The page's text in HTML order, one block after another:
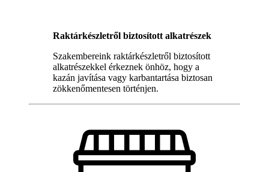
Raktárkészletről biztosított alkatrészek
Szakembereink raktárkészletről biztosított
alkatrészekkel érkeznek önhöz, hogy a
kazán javítása vagy karbantartása biztosan
zökkenőmentesen történjen.